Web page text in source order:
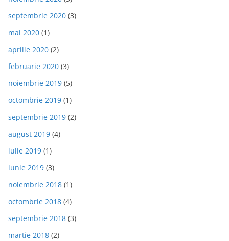
septembrie 2020 (3)
mai 2020 (1)
aprilie 2020 (2)
februarie 2020 (3)
noiembrie 2019 (5)
octombrie 2019 (1)
septembrie 2019 (2)
august 2019 (4)
iulie 2019 (1)
iunie 2019 (3)
noiembrie 2018 (1)
octombrie 2018 (4)
septembrie 2018 (3)
martie 2018 (2)